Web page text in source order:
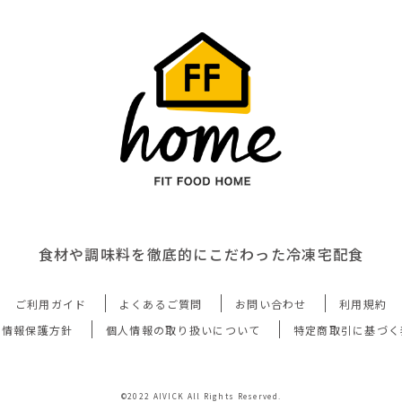
食材や調味料を徹底的にこだわった冷凍宅配食
ご利用ガイド よくあるご質問 お問い合わせ
利用規約
報保護方針
個人情報の取り扱いについて 特定商取引に基づ
©2022 AIVICK All Rights Reserved.